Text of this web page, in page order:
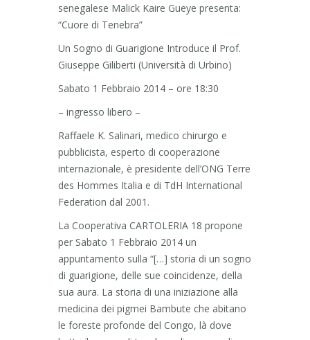
senegalese Malick Kaire Gueye presenta:
“Cuore di Tenebra”
Un Sogno di Guarigione Introduce il Prof.
Giuseppe Giliberti (Università di Urbino)
Sabato 1 Febbraio 2014 – ore 18:30
– ingresso libero –
Raffaele K. Salinari, medico chirurgo e
pubblicista, esperto di cooperazione
internazionale, è presidente dell’ONG Terre
des Hommes Italia e di TdH International
Federation dal 2001.
La Cooperativa CARTOLERIA 18 propone
per Sabato 1 Febbraio 2014 un
appuntamento sulla “[…] storia di un sogno
di guarigione, delle sue coincidenze, della
sua aura. La storia di una iniziazione alla
medicina dei pigmei Bambute che abitano
le foreste profonde del Congo, là dove